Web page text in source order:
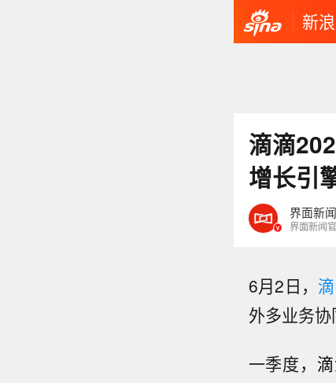
新
滴滴
增长引
界面新闻
界面新闻
6月2日，
外多业务协
一季度，